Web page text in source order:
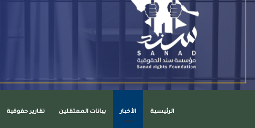
الرئيسية الأخبار بيانات المعتقلين تقارير حقوقية